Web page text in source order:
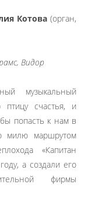
Котова (орган,
Видор
музыкальный
счастья, и
попасть к нам в
милю маршрутом
«Капитан
а создали его
фирмы